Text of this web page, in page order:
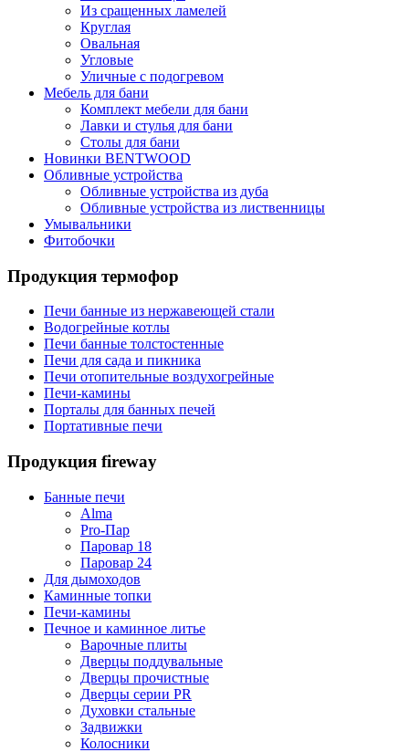
Из сращенных ламелей
Круглая
Овальная
Угловые
Уличные с подогревом
Мебель для бани
Комплект мебели для бани
Лавки и стулья для бани
Столы для бани
Новинки BENTWOOD
Обливные устройства
Обливные устройства из дуба
Обливные устройства из лиственницы
Умывальники
Фитобочки
Продукция термофор
Печи банные из нержавеющей стали
Водогрейные котлы
Печи банные толстостенные
Печи для сада и пикника
Печи отопительные воздухогрейные
Печи-камины
Порталы для банных печей
Портативные печи
Продукция fireway
Банные печи
Alma
Pro-Пар
Паровар 18
Паровар 24
Для дымоходов
Каминные топки
Печи-камины
Печное и каминное литье
Варочные плиты
Дверцы поддувальные
Дверцы прочистные
Дверцы серии PR
Духовки стальные
Задвижки
Колосники